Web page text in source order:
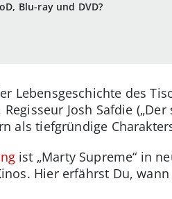
Blu-ray und DVD?
Lebensgeschichte des
Josh Safdie
als tiefgründige
ist „Marty Supreme“ in
Hier erfährst Du,